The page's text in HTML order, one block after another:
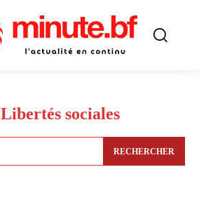
Libertés sociales
RECHERCHER